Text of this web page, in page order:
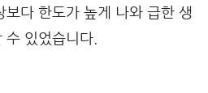
보다 한도가 높게 나와 급한 생
있었습니다.